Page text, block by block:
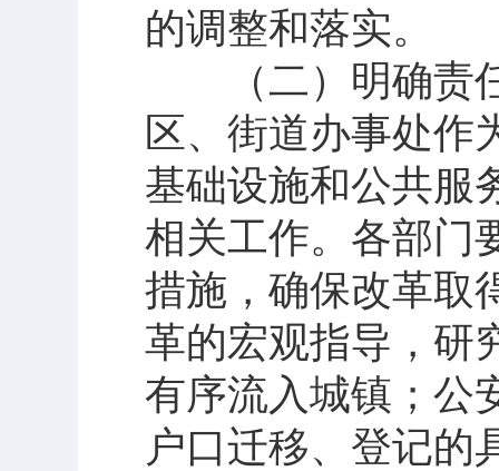
的调整和落实。
（二）明确责任
区、街道办事处作
基础设施和公共服
相关工作。各部门
措施，确保改革取
革的宏观指导，研
有序流入城镇；公
户口迁移、登记的